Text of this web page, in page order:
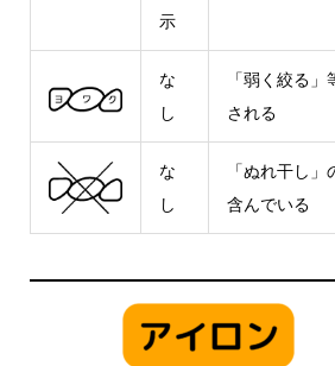
示
な
し
「弱く絞る
される
な
し
「ぬれ干し
含んでいる